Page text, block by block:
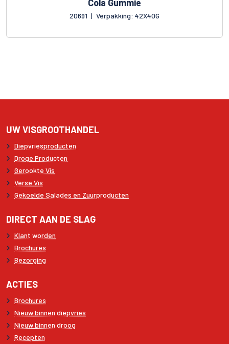
Cola Gummie
20691 | Verpakking: 42X40G
UW VISGROOTHANDEL
Diepvriesproducten
Droge Producten
Gerookte Vis
Verse Vis
Gekoelde Salades en Zuurproducten
DIRECT AAN DE SLAG
Klant worden
Brochures
Bezorging
ACTIES
Brochures
Nieuw binnen diepvries
Nieuw binnen droog
Recepten